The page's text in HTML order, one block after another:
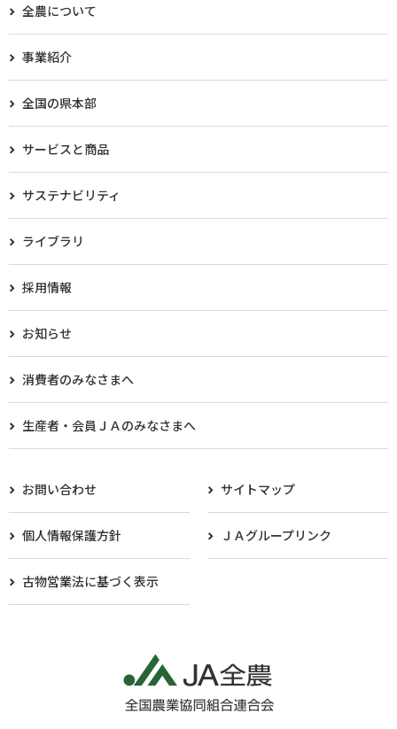
全農について
事業紹介
全国の県本部
サービスと商品
サステナビリティ
ライブラリ
採用情報
お知らせ
消費者のみなさまへ
生産者・会員ＪＡのみなさまへ​
お問い合わせ サイトマップ
個人情報保護方針 ＪＡグループリンク
古物営業法に基づく表示